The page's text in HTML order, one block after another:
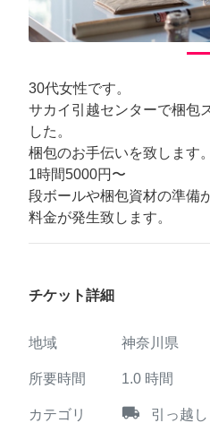
30代女性です。
サカイ引越センターで梱包
した。
梱包のお手伝いを致します。
1時間5000円〜
段ボールや梱包資材の準備
料金が発生致します。
チケット詳細
地域 神奈川県
所要時間 1.0 時間
カテゴリ
local_shipping 引っ越し